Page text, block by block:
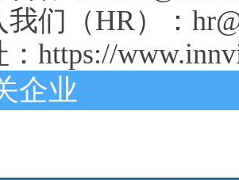
我们（HR）：
：https://
企业